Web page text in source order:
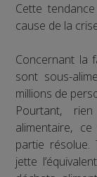
Cette
cause de la
Concernant la
sont sous-
millions de
Pourtant,
alimentaire,
partie résolue.
jette